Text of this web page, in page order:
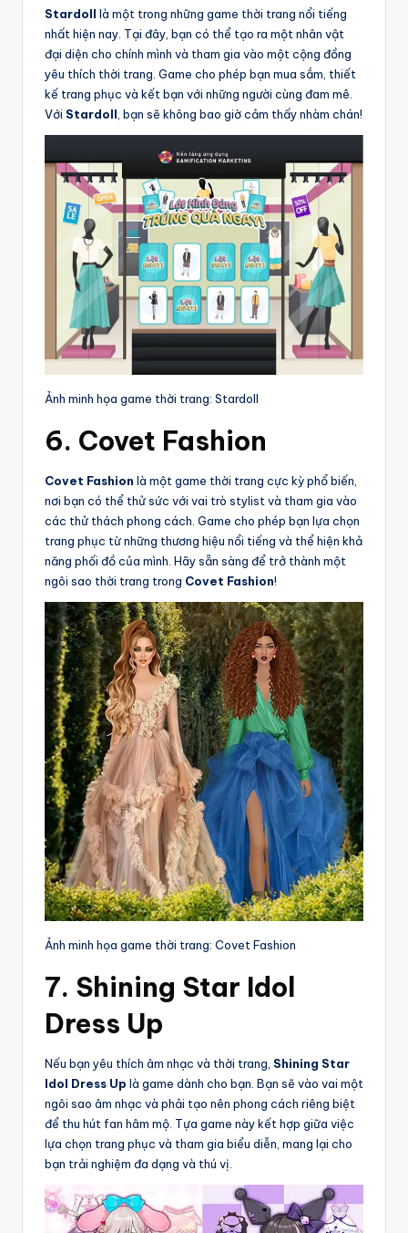
Stardoll là một trong những game thời trang nổi tiếng
nhất hiện nay. Tại đây, bạn có thể tạo ra một nhân vật
đại diện cho chính mình và tham gia vào một cộng đồng
yêu thích thời trang. Game cho phép bạn mua sắm, thiết
kế trang phục và kết bạn với những người cùng đam mê.
Với Stardoll, bạn sẽ không bao giờ cảm thấy nhàm chán!
Ảnh minh họa game thời trang: Stardoll
6. Covet Fashion
Covet Fashion là một game thời trang cực kỳ phổ biến,
nơi bạn có thể thử sức với vai trò stylist và tham gia vào
các thử thách phong cách. Game cho phép bạn lựa chọn
trang phục từ những thương hiệu nổi tiếng và thể hiện khả
năng phối đồ của mình. Hãy sẵn sàng để trở thành một
ngôi sao thời trang trong Covet Fashion!
Ảnh minh họa game thời trang: Covet Fashion
7. Shining Star Idol
Dress Up
Nếu bạn yêu thích âm nhạc và thời trang, Shining Star
Idol Dress Up là game dành cho bạn. Bạn sẽ vào vai một
ngôi sao âm nhạc và phải tạo nên phong cách riêng biệt
để thu hút fan hâm mộ. Tựa game này kết hợp giữa việc
lựa chọn trang phục và tham gia biểu diễn, mang lại cho
bạn trải nghiệm đa dạng và thú vị.